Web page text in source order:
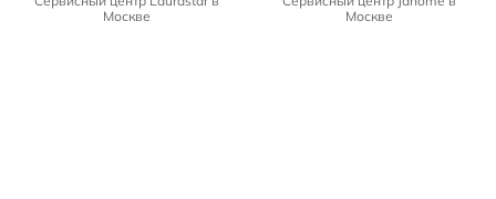
Москве
Москве